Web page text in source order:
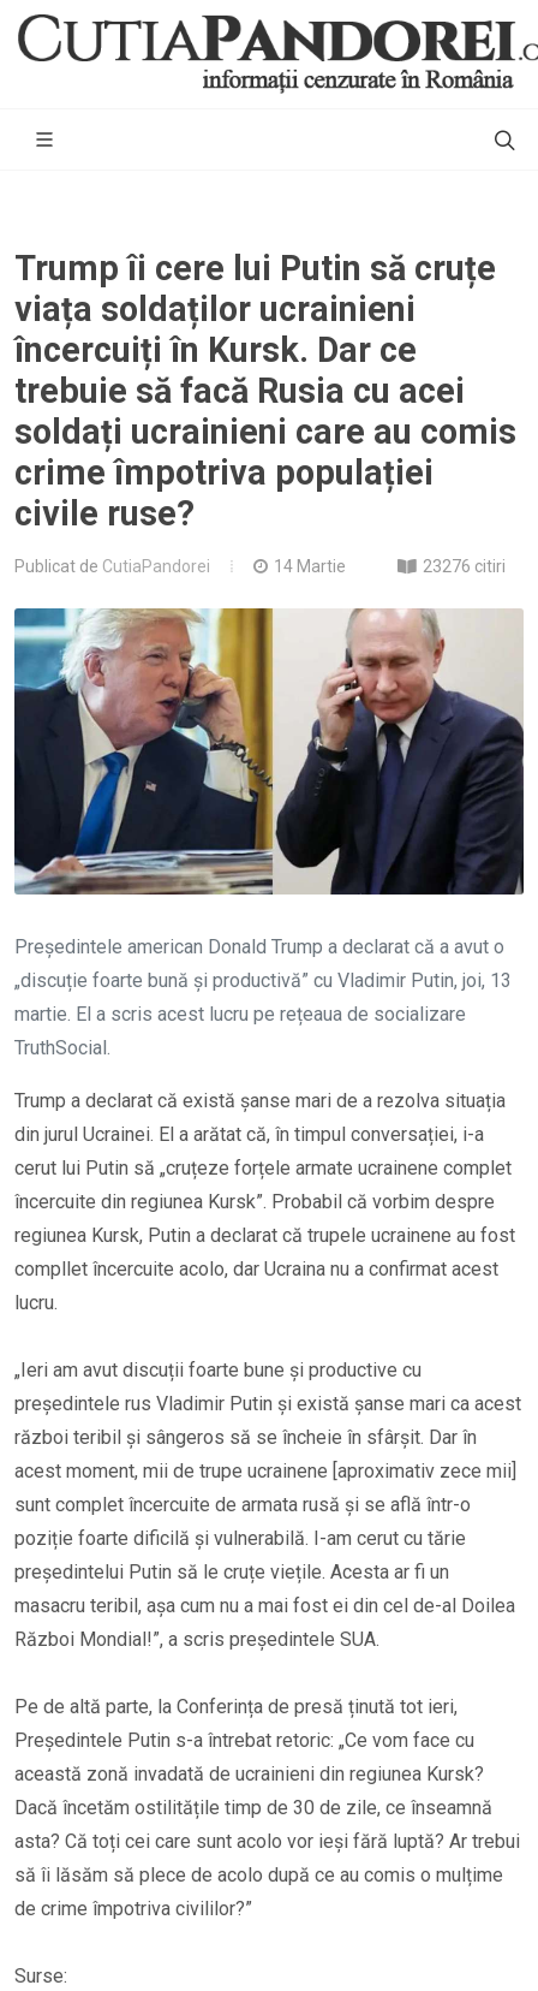
Trump îi cere lui Putin să cruțe
viața soldaților ucrainieni
încercuiți în Kursk. Dar ce
trebuie să facă Rusia cu acei
soldați ucrainieni care au comis
crime împotriva populației
civile ruse?
Publicat de CutiaPandorei 14 Martie 23276 citiri
Președintele american Donald Trump a declarat că a avut o
„discuție foarte bună și productivă” cu Vladimir Putin, joi, 13
martie. El a scris acest lucru pe rețeaua de socializare
TruthSocial.
Trump a declarat că există șanse mari de a rezolva situația
din jurul Ucrainei. El a arătat că, în timpul conversației, i-a
cerut lui Putin să „cruțeze forțele armate ucrainene complet
încercuite din regiunea Kursk”. Probabil că vorbim despre
regiunea Kursk, Putin a declarat că trupele ucrainene au fost
compllet încercuite acolo, dar Ucraina nu a confirmat acest
lucru.
„Ieri am avut discuții foarte bune și productive cu
președintele rus Vladimir Putin și există șanse mari ca acest
război teribil și sângeros să se încheie în sfârșit. Dar în
acest moment, mii de trupe ucrainene [aproximativ zece mii]
sunt complet încercuite de armata rusă și se află într-o
poziție foarte dificilă și vulnerabilă. I-am cerut cu tărie
președintelui Putin să le cruțe viețile. Acesta ar fi un
masacru teribil, așa cum nu a mai fost ei din cel de-al Doilea
Război Mondial!”, a scris președintele SUA.
Pe de altă parte, la Conferința de presă ținută tot ieri,
Președintele Putin s-a întrebat retoric: „Ce vom face cu
această zonă invadată de ucrainieni din regiunea Kursk?
Dacă încetăm ostilitățile timp de 30 de zile, ce înseamnă
asta? Că toți cei care sunt acolo vor ieși fără luptă? Ar trebui
să îi lăsăm să plece de acolo după ce au comis o mulțime
de crime împotriva civililor?”
Surse: